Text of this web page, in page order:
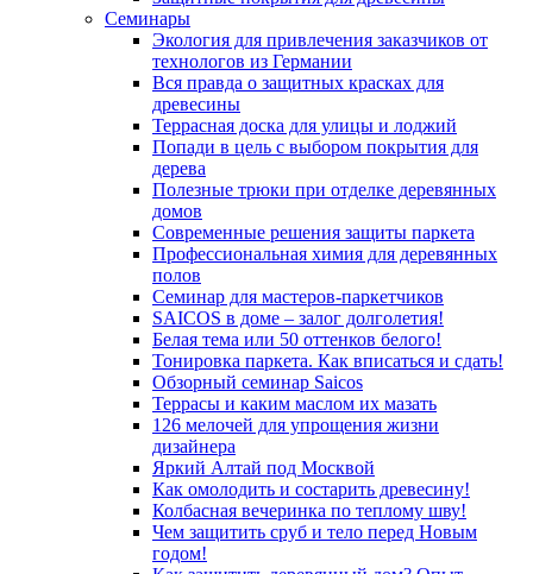
Семинары
Экология для привлечения заказчиков от
технологов из Германии
Вся правда о защитных красках для
древесины
Террасная доска для улицы и лоджий
Попади в цель с выбором покрытия для
дерева
Полезные трюки при отделке деревянных
домов
Современные решения защиты паркета
Профессиональная химия для деревянных
полов
Семинар для мастеров-паркетчиков
SAICOS в доме – залог долголетия!
Белая тема или 50 оттенков белого!
Тонировка паркета. Как вписаться и сдать!
Обзорный семинар Saicos
Террасы и каким маслом их мазать
126 мелочей для упрощения жизни
дизайнера
Яркий Алтай под Москвой
Как омолодить и состарить древесину!
Колбасная вечеринка по теплому шву!
Чем защитить сруб и тело перед Новым
годом!